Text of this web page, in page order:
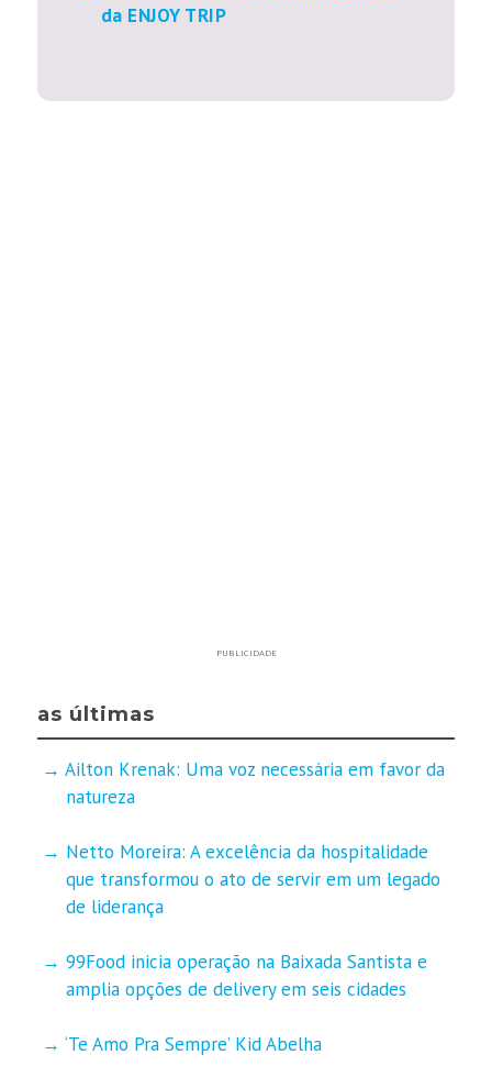
da ENJOY TRIP
PUBLICIDADE
as últimas
Ailton Krenak: Uma voz necessária em favor da
natureza
Netto Moreira: A excelência da hospitalidade
que transformou o ato de servir em um legado
de liderança
99Food inicia operação na Baixada Santista e
amplia opções de delivery em seis cidades
‘Te Amo Pra Sempre’ Kid Abelha